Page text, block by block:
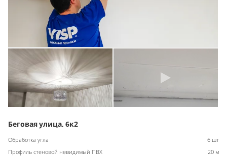
Беговая улица, 6к2
Обработка угла
6 шт
Профиль стеновой невидимый ПВХ
20 м